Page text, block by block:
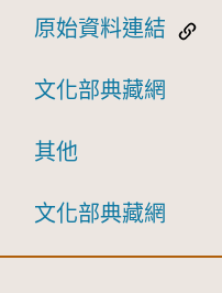
原始資料連結
文化部典藏網
其他
文化部典藏網